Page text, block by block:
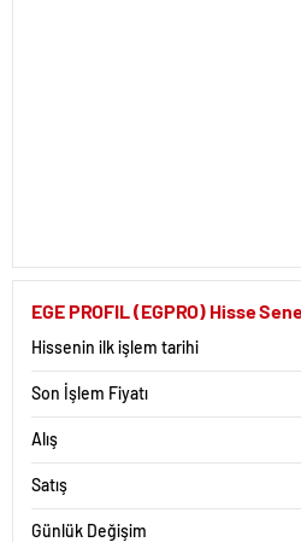
EGE PROFIL (EGPRO) Hisse
Hissenin ilk işlem tarihi
Son İşlem Fiyatı
Alış
Satış
Günlük Değişim